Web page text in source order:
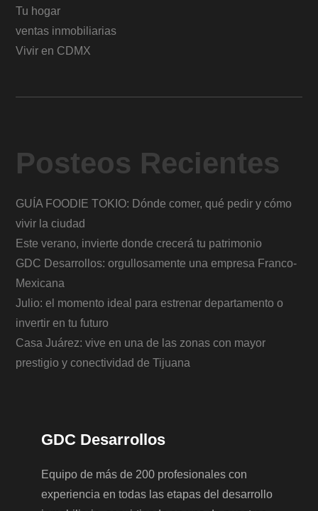
Tu hogar
ventas inmobiliarias
Vivir en CDMX
Posteos Recientes
GUÍA FOODIE TOKIO: Dónde comer, qué pedir y cómo
vivir la ciudad
Este verano, invierte donde crecerá tu patrimonio
GDC Desarrollos: orgullosamente una empresa Franco-
Mexicana
Julio: el momento ideal para estrenar departamento o
invertir en tu futuro
Casa Juárez: vive en una de las zonas con mayor
prestigio y conectividad de Tijuana
GDC Desarrollos
Equipo de más de 200 profesionales con
experiencia en todas las etapas del desarrollo